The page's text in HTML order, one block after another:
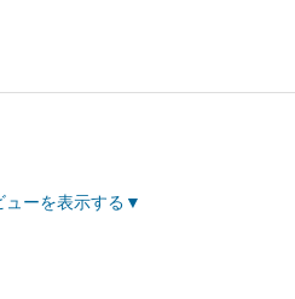
ューを表示する